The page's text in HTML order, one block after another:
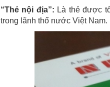
“Thẻ nội địa”: Là thẻ được
trong lãnh thổ nước Việt Nam.